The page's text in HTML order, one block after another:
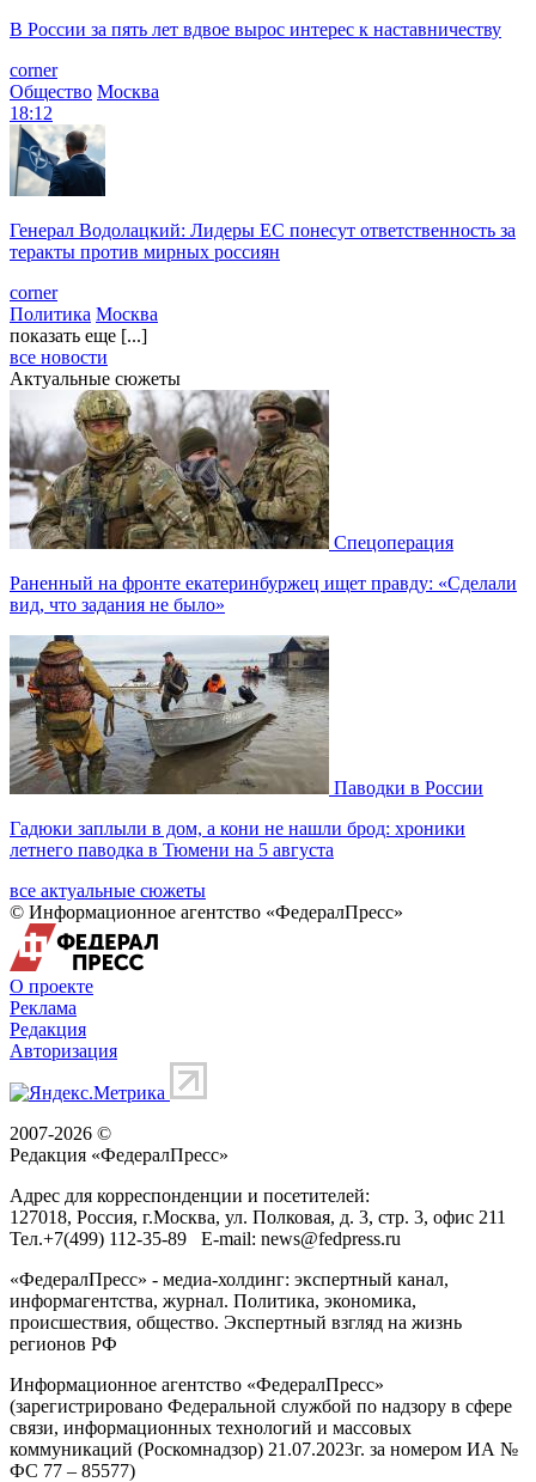
В России за пять лет вдвое вырос интерес к наставничеству
corner
Общество Москва
18:12
Генерал Водолацкий: Лидеры ЕС понесут ответственность за
теракты против мирных россиян
corner
Политика Москва
показать еще [...]
все новости
Актуальные сюжеты
Спецоперация
Раненный на фронте екатеринбуржец ищет правду: «Сделали
вид, что задания не было»
Паводки в России
Гадюки заплыли в дом, а кони не нашли брод: хроники
летнего паводка в Тюмени на 5 августа
все актуальные сюжеты
© Информационное агентство «ФедералПресс»
О проекте
Реклама
Редакция
Авторизация
2007-2026 ©
Редакция «ФедералПресс»
Адрес для корреспонденции и посетителей:
127018, Россия, г.Москва, ул. Полковая, д. 3, стр. 3, офис 211
Тел.+7(499) 112-35-89 E-mail: news@fedpress.ru
«ФедералПресс» - медиа-холдинг: экспертный канал,
информагентства, журнал. Политика, экономика,
происшествия, общество. Экспертный взгляд на жизнь
регионов РФ
Информационное агентство «ФедералПресс»
(зарегистрировано Федеральной службой по надзору в сфере
связи, информационных технологий и массовых
коммуникаций (Роскомнадзор) 21.07.2023г. за номером ИА №
ФС 77 – 85577)